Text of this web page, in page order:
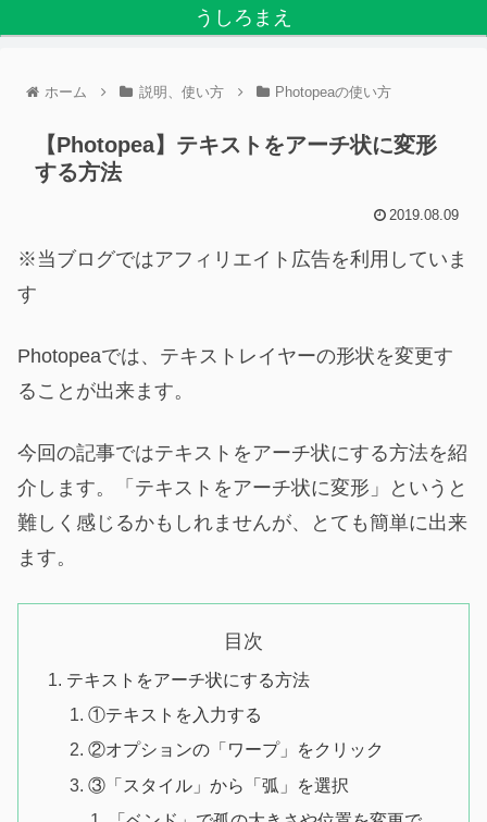
うしろまえ
ホーム 説明、使い方 Photopeaの使い方
【Photopea】テキストをアーチ状に変形
する方法
2019.08.09
※当ブログではアフィリエイト広告を利用していま
す
Photopeaでは、テキストレイヤーの形状を変更す
ることが出来ます。
今回の記事ではテキストをアーチ状にする方法を紹
介します。「テキストをアーチ状に変形」というと
難しく感じるかもしれませんが、とても簡単に出来
ます。
目次
テキストをアーチ状にする方法
①テキストを入力する
②オプションの「ワープ」をクリック
③「スタイル」から「弧」を選択